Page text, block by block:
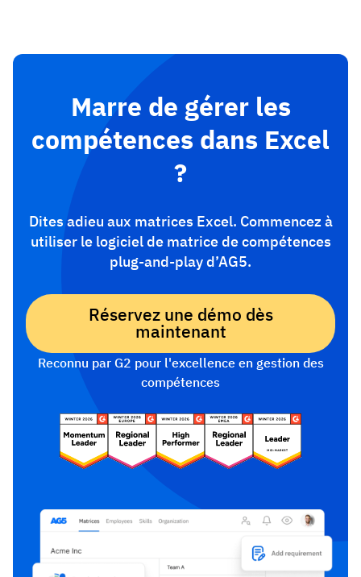
Marre de gérer les
compétences dans Excel
?
Dites adieu aux matrices Excel. Commencez à
utiliser le logiciel de matrice de compétences
plug-and-play d’AG5.
Réservez une démo dès
maintenant
Reconnu par G2 pour l'excellence en gestion des
compétences